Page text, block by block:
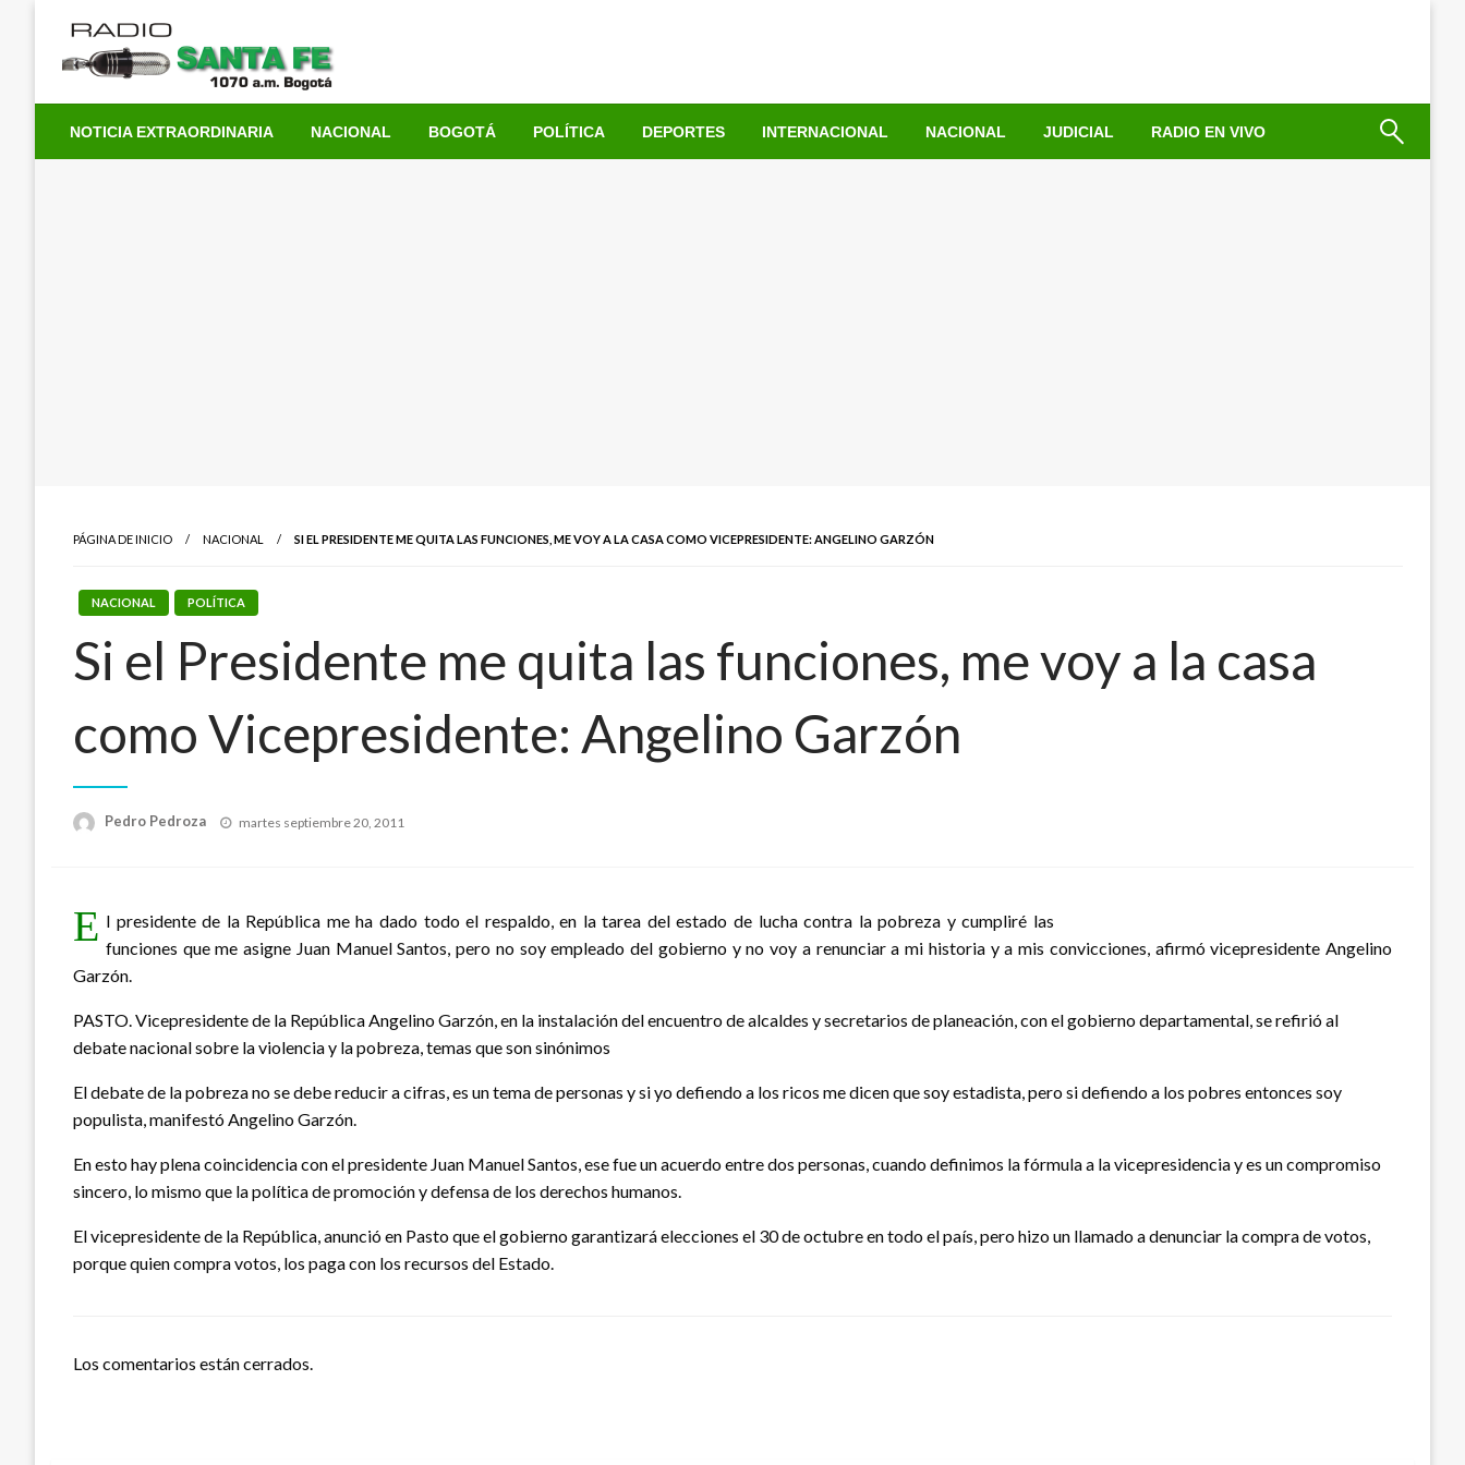
contenido
NOTICIA EXTRAORDINARIA NACIONAL BOGOTÁ POLÍTICA DEPORTES INTERNACIONAL NACIONAL JUDICIAL RADIO EN VIVO
PÁGINA DE INICIO NACIONAL SI EL PRESIDENTE ME QUITA LAS FUNCIONES, ME VOY A LA CASA COMO VICEPRESIDENTE: ANGELINO GARZÓN
NACIONAL POLÍTICA
Si el Presidente me quita las funciones, me voy a la casa
como Vicepresidente: Angelino Garzón
Pedro Pedroza
Publicado
martes septiembre 20, 2011
E l presidente de la República me ha dado todo el respaldo, en la tarea del estado de lucha contra la pobreza y cumpliré las
funciones que me asigne Juan Manuel Santos, pero no soy empleado del gobierno y no voy a renunciar a mi historia y a mis convicciones, afirmó vicepresidente Angelino
Garzón.
PASTO. Vicepresidente de la República Angelino Garzón, en la instalación del encuentro de alcaldes y secretarios de planeación, con el gobierno departamental, se refirió al
debate nacional sobre la violencia y la pobreza, temas que son sinónimos
El debate de la pobreza no se debe reducir a cifras, es un tema de personas y si yo defiendo a los ricos me dicen que soy estadista, pero si defiendo a los pobres entonces soy
populista, manifestó Angelino Garzón.
En esto hay plena coincidencia con el presidente Juan Manuel Santos, ese fue un acuerdo entre dos personas, cuando definimos la fórmula a la vicepresidencia y es un compromiso
sincero, lo mismo que la política de promoción y defensa de los derechos humanos.
El vicepresidente de la República, anunció en Pasto que el gobierno garantizará elecciones el 30 de octubre en todo el país, pero hizo un llamado a denunciar la compra de votos,
porque quien compra votos, los paga con los recursos del Estado.
Los comentarios están cerrados.